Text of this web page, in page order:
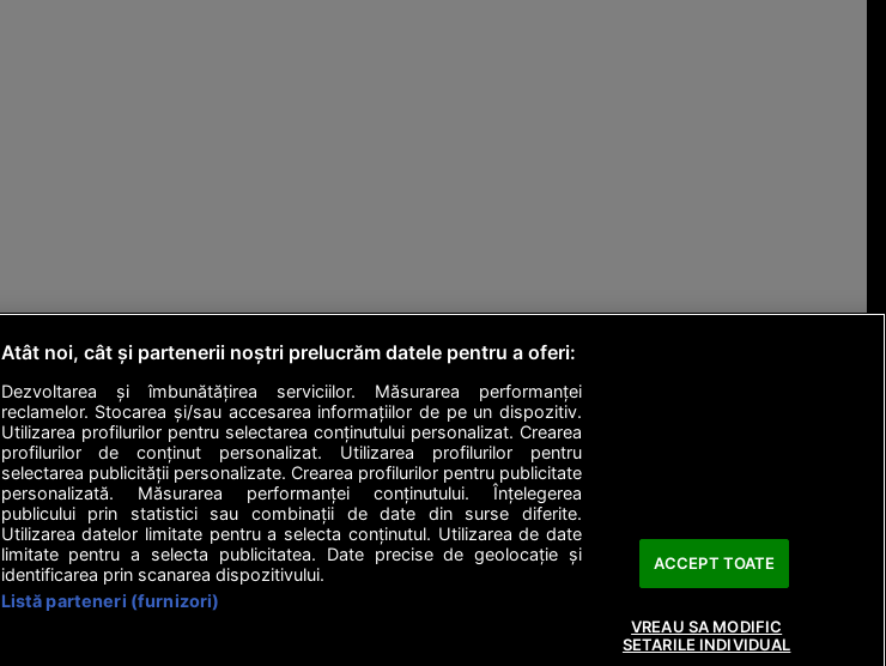
Atât noi, cât și partenerii noștri prelucrăm datele pentru a oferi:
Dezvoltarea și îmbunătățirea serviciilor. Măsurarea performanței
reclamelor. Stocarea și/sau accesarea informațiilor de pe un dispozitiv.
Utilizarea profilurilor pentru selectarea conținutului personalizat. Crearea
profilurilor de conținut personalizat. Utilizarea profilurilor pentru
selectarea publicității personalizate. Crearea profilurilor pentru publicitate
personalizată. Măsurarea performanței conținutului. Înțelegerea
publicului prin statistici sau combinații de date din surse diferite.
Utilizarea datelor limitate pentru a selecta conținutul. Utilizarea de date
limitate pentru a selecta publicitatea. Date precise de geolocație și
identificarea prin scanarea dispozitivului.
Listă parteneri (furnizori)
ACCEPT TOATE
VREAU SA MODIFIC
SETARILE INDIVIDUAL